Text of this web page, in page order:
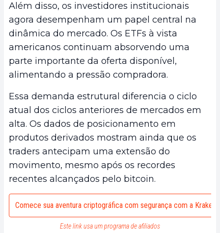
Além disso, os investidores institucionais
agora desempenham um papel central na
dinâmica do mercado. Os ETFs à vista
americanos continuam absorvendo uma
parte importante da oferta disponível,
alimentando a pressão compradora.
Essa demanda estrutural diferencia o ciclo
atual dos ciclos anteriores de mercados em
alta. Os dados de posicionamento em
produtos derivados mostram ainda que os
traders antecipam uma extensão do
movimento, mesmo após os recordes
recentes alcançados pelo bitcoin.
Comece sua aventura criptográfica com segurança com a Kraken
Este link usa um programa de afiliados